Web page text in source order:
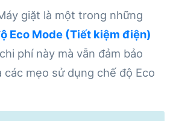
giặt là một trong những
Eco Mode (Tiết kiệm điện)
phí này mà vẫn đảm bảo
mẹo sử dụng chế độ Eco